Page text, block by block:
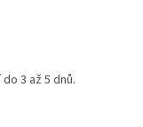
3 až 5 dnů.